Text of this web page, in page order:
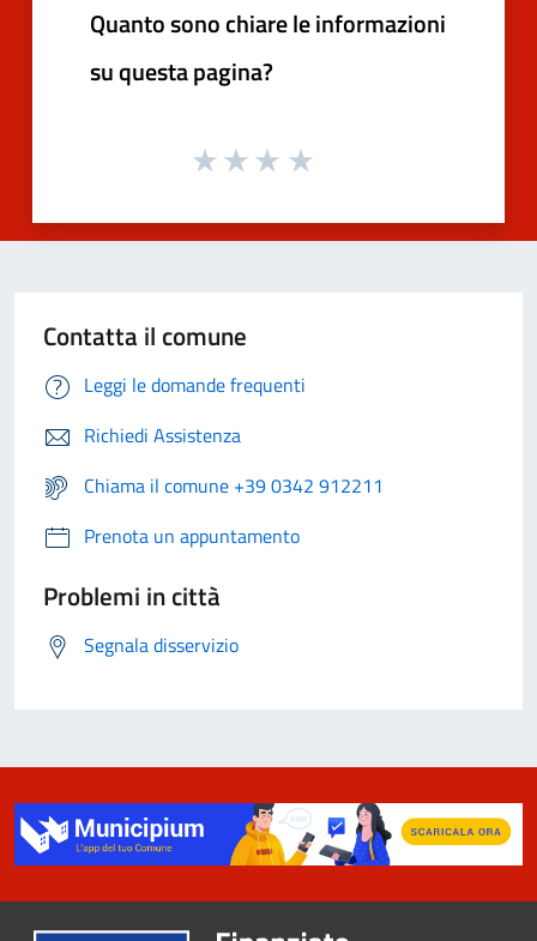
Quanto sono chiare le informazioni
su questa pagina?
Contatta il comune
Leggi le domande frequenti
Richiedi Assistenza
Chiama il comune +39 0342 912211
Prenota un appuntamento
Problemi in città
Segnala disservizio